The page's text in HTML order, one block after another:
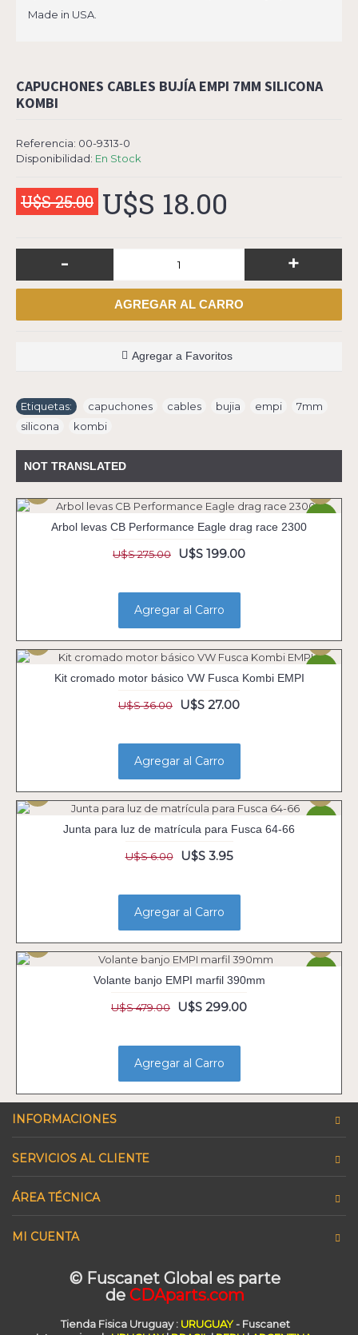
Made in USA.
CAPUCHONES CABLES BUJÍA EMPI 7MM SILICONA
KOMBI
Referencia: 00-9313-0
Disponibilidad: En Stock
U$S 25.00 U$S 18.00
- +
AGREGAR AL CARRO
Agregar a Favoritos
Etiquetas: capuchones cables bujia empi 7mm
silicona
kombi
NOT TRANSLATED
Arbol levas CB Performance Eagle drag race 2300
U$S 275.00 U$S 199.00
Agregar al Carro
Kit cromado motor básico VW Fusca Kombi EMPI
U$S 36.00 U$S 27.00
Agregar al Carro
Junta para luz de matrícula para Fusca 64-66
U$S 6.00 U$S 3.95
Agregar al Carro
Volante banjo EMPI marfil 390mm
U$S 479.00 U$S 299.00
Agregar al Carro
INFORMACIONES
SERVICIOS AL CLIENTE
ÁREA TÉCNICA
MI CUENTA
© Fuscanet Global es parte
de CDAparts.com
Tienda Fisica Uruguay: URUGUAY- Fuscanet